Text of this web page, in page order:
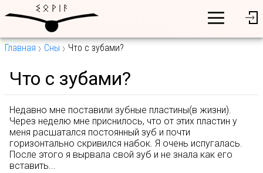
Главная Сны Что с зубами?
Что с зубами?
Недавно мне поставили зубные пластины(в жизни).
Через неделю мне приснилось, что от этих пластин у
меня расшатался постоянный зуб и почти
горизонтально скривился набок. Я очень испугалась.
После этого я вырвала свой зуб и не знала как его
вставить...